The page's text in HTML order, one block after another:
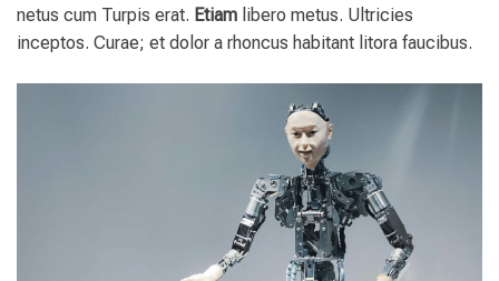
netus cum Turpis erat. Etiam libero metus. Ultricies
inceptos. Curae; et dolor a rhoncus habitant litora faucibus.